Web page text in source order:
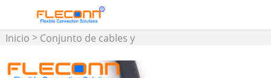
Inicio > Conjunto de cables y
>Cable M12>Cable